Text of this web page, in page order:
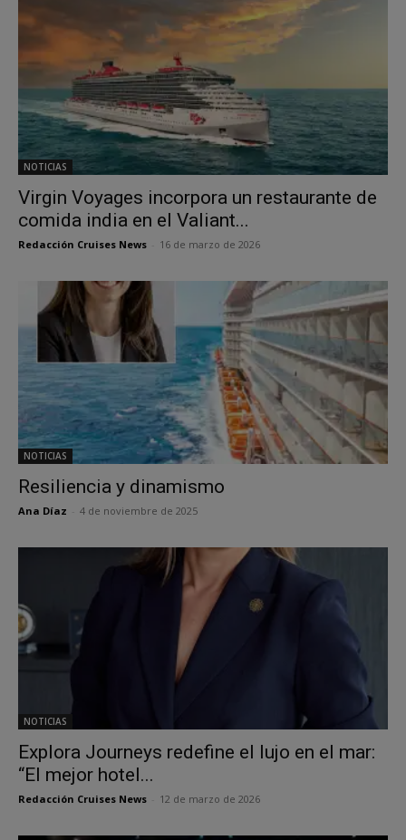
NOTICIAS
Virgin Voyages incorpora un restaurante de
comida india en el Valiant...
Redacción Cruises News 16 de marzo de 2026
NOTICIAS
Resiliencia y dinamismo
Ana Díaz 4 de noviembre de 2025
NOTICIAS
Explora Journeys redefine el lujo en el mar:
“El mejor hotel...
Redacción Cruises News 12 de marzo de 2026